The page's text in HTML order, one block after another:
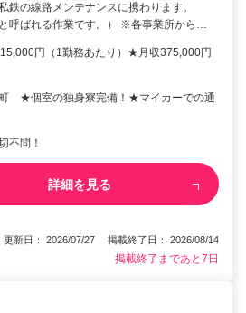
鉄の線路メンテナンスに携わります。
と呼ばれる作業です。） ※各事業所から…
円（1勤務あたり）★月収375,000円
★個室の独身寮完備！★マイカーでの通
不問！
詳細を見る
更新日： 2026/07/27 掲載終了日： 2026/08/14
掲載終了まであと7日